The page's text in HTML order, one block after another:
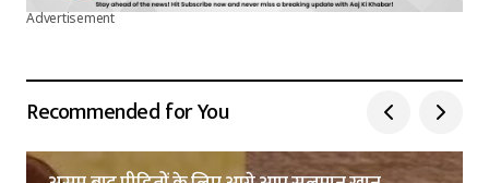
Advertisement
Recommended for You